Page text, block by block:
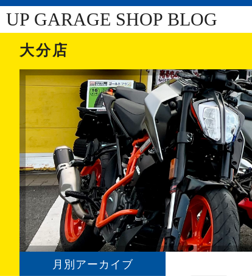
UP GARAGE SHOP BLOG
大分店
月別アーカイブ